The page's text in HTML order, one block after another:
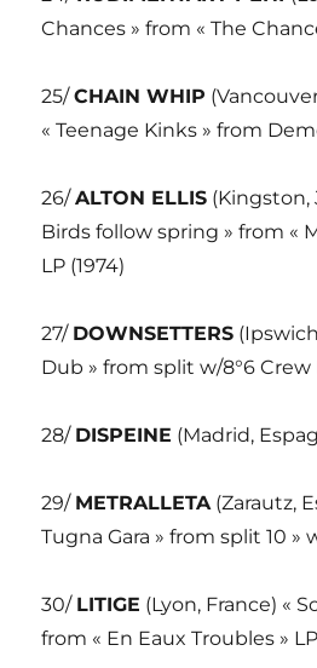
Chances » from « The
25/CHAIN WHIP
« Teenage Kinks » from
26/ALTON ELLIS (Kingston,
Birds follow spring » from «
LP (1974)
27/ DOWNSETTERS
Dub » from split w/8°6 Crew
28/ DISPEINE (Madrid,
29/ METRALLETA(Zarautz,
Tugna Gara » from split 10 »
30/ LITIGE (Lyon, France) «
from « En Eaux Troubles »